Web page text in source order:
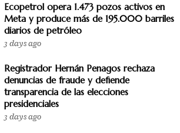
Ecopetrol opera 1.473 pozos activos en
Meta y produce más de 195.000 barriles
diarios de petróleo
3 days ago
Registrador Hernán Penagos rechaza
denuncias de fraude y defiende
transparencia de las elecciones
presidenciales
3 days ago